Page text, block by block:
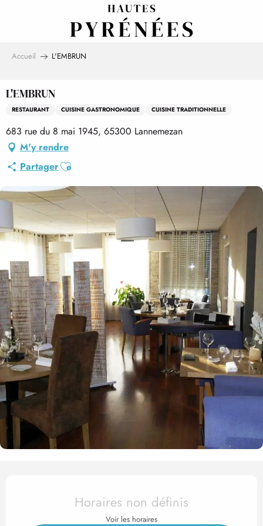
Accueil L'EMBRUN
L'EMBRUN
RESTAURANT CUISINE GASTRONOMIQUE CUISINE TRADITIONNELLE
683 rue du 8 mai 1945, 65300 Lannemezan
M'y rendre
PartagerAjouter aux favoris
Ouverture et coordonnées
Horaires non définis
Voir les horaires